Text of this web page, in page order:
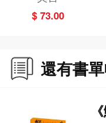
$ 73.00
還有書